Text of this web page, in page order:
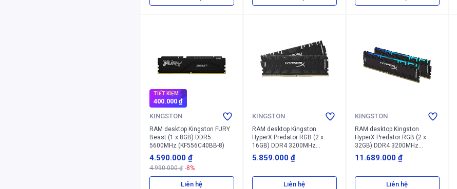
TIẾT KIỆM
400.000 ₫
KINGSTON
RAM desktop Kingston FURY
Beast (1 x 8GB) DDR5
5600MHz (KF556C40BB-8)
4.590.000 ₫
4.990.000 ₫ -8%
Liên hệ
KINGSTON
RAM desktop Kingston
HyperX Predator RGB (2 x
16GB) DDR4 3200MHz
(HX432C16PB3K2/32)
5.859.000 ₫
Liên hệ
KINGSTON
RAM desktop Kingston
HyperX Predator RGB (2 x
32GB) DDR4 3200MHz
(HX432C16PB3AK2/64)
11.689.000 ₫
Liên hệ